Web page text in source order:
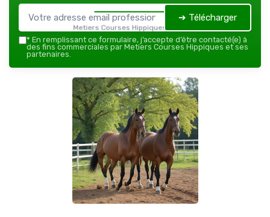
Metiers Courses Hippiques — 2026
➔ Télécharger
* En remplissant ce formulaire, j’accepte d’être contacté(e) à
des fins commerciales par Metiers Courses Hippiques et ses
partenaires.